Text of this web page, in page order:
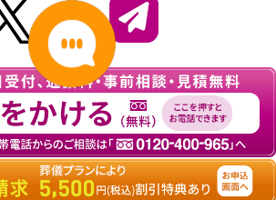
族葬なら『イオンのお葬式』All